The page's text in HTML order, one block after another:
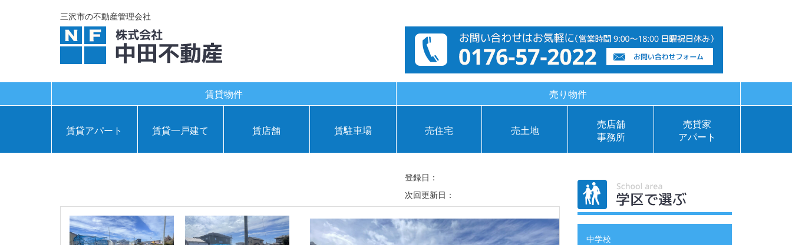
三沢市の不動産管理会社
賃貸物件 売り物件
賃貸アパート 賃貸一戸建て 賃店舗 賃駐車場 売住宅 売土地
売店舗
事務所
売貸家
アパート
登録日：
次回更新日：
中学校